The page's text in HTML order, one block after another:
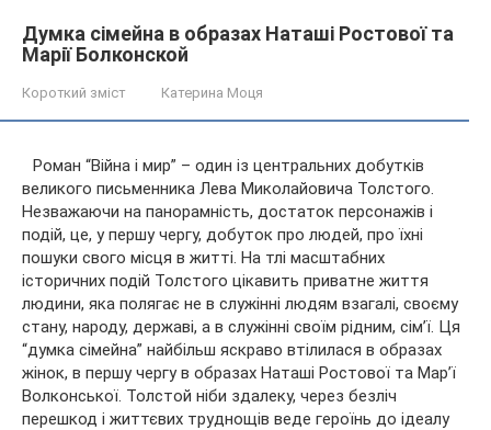
Думка сімейна в образах Наташі Ростової та
Марії Болконской
Короткий зміст Катерина Моця
Роман “Війна і мир” – один із центральних добутків
великого письменника Лева Миколайовича Толстого.
Незважаючи на панорамність, достаток персонажів і
подій, це, у першу чергу, добуток про людей, про їхні
пошуки свого місця в житті. На тлі масштабних
історичних подій Толстого цікавить приватне життя
людини, яка полягає не в служінні людям взагалі, своєму
стану, народу, державі, а в служінні своїм рідним, сім’ї. Ця
“думка сімейна” найбільш яскраво втілилася в образах
жінок, в першу чергу в образах Наташі Ростової та Мар’ї
Волконської. Толстой ніби здалеку, через безліч
перешкод і життєвих труднощів веде героїнь до ідеалу